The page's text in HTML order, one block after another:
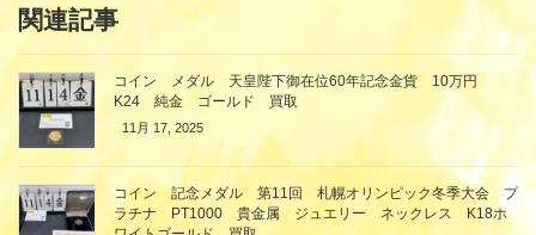
関連記事
コイン メダル 天皇陛下御在位60年記念金貨 10万円
K24 純金 ゴールド 買取
11月 17, 2025
コイン 記念メダル 第11回 札幌オリンピック冬季大会 プ
ラチナ PT1000 貴金属 ジュエリー ネックレス K18ホ